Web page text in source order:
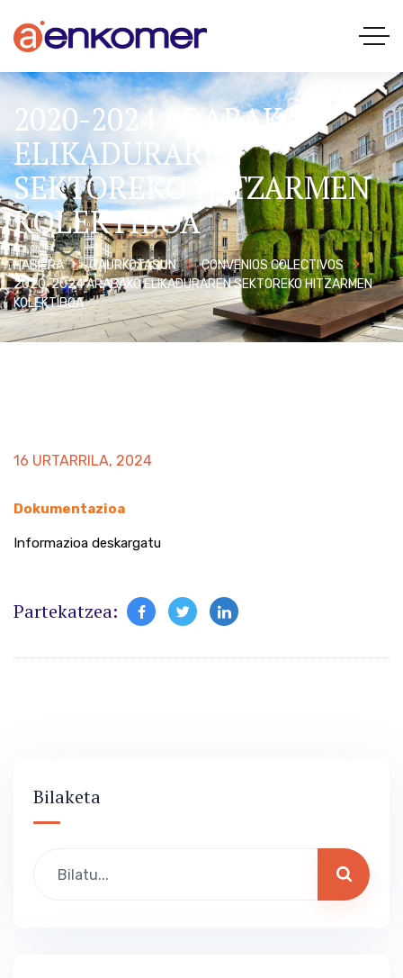
2020-2024 ARABAKO
ELIKADURAREN
SEKTOREKO HITZARMEN
KOLEKTIBOA
HASIERA GAURKOTASUN
CONVENIOS COLECTIVOS
2020-2024 ARABAKO ELIKADURAREN SEKTOREKO HITZARMEN
KOLEKTIBOA
16 URTARRILA, 2024
Dokumentazioa
Informazioa deskargatu
Partekatzea:
Bilaketa